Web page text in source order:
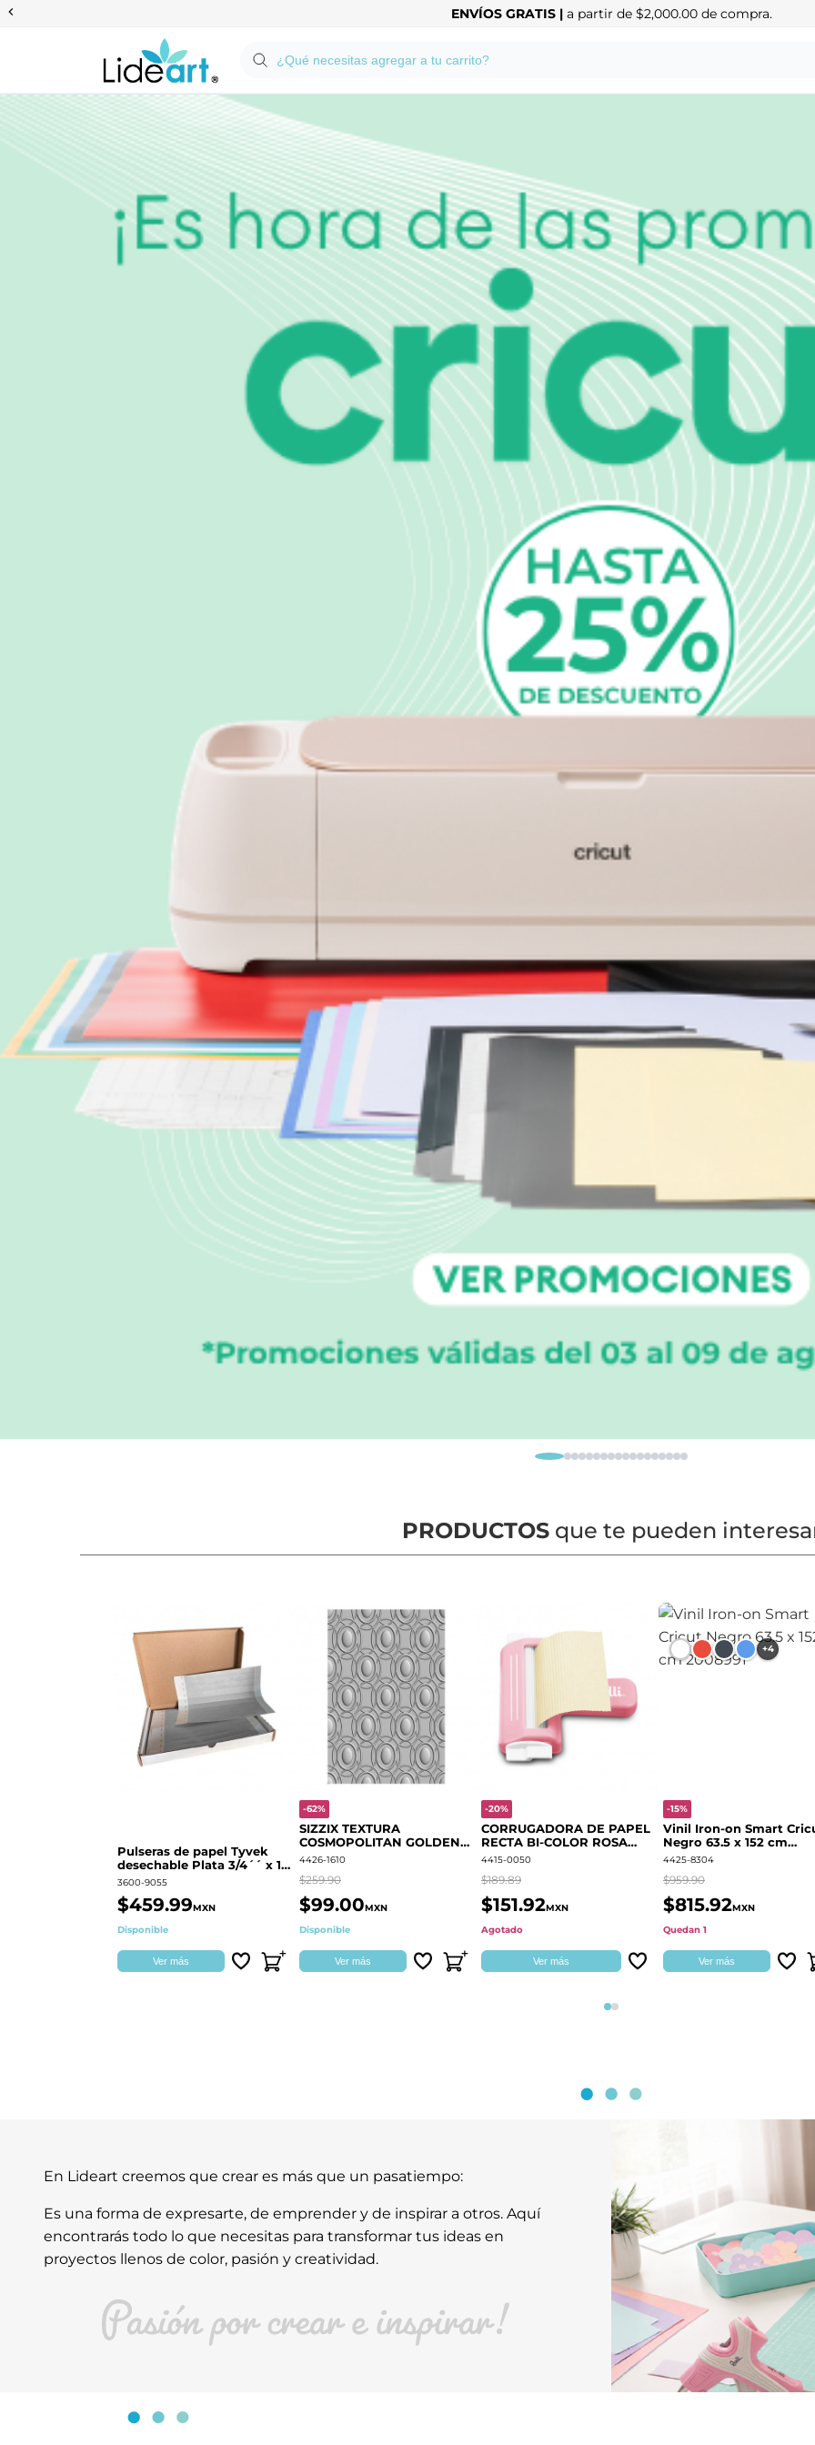
Anterior ENVÍOS GRATIS | a partir de $2,000.00 de compra.
PRODUCTOSque te pueden
Pulseras de papel Tyvek
desechable Plata 3/4´´ x 10
´´
3600-9055
$459.99MXN
Disponible
Ver más
-62%
SIZZIX TEXTURA
COSMOPOLITAN GOLDEN
RINGS S.PARK 666700
4426-1610
$259.90
$99.00MXN
Disponible
Ver más
-20%
CORRUGADORA DE PAPEL
RECTA BI-COLOR ROSA
QUELLI
4415-0050
$189.89
$151.92MXN
Agotado
Ver más
+4
-15%
Vinil Iron-on Smart
Negro 63.5 x 152 cm
2008991
4425-8304
$959.90
$815.92MXN
Quedan 1
Ver más
Página 1
Página 2
En Lideart creemos que crear es más que un pasatiempo:
Es una forma de expresarte, de emprender y de inspirar a otros. Aquí
encontrarás todo lo que necesitas para transformar tus ideas en
proyectos llenos de color, pasión y creatividad.